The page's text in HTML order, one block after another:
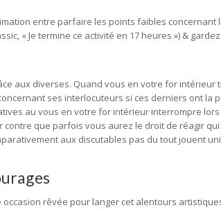
entre parfaire les points faibles
« Je termine ce activité en 17 heures ») &
aux diverses. Quand vous en votre for
ses interlocuteurs si ces derniers ont la
au vous en votre for intérieur interrompre
contre que parfois vous aurez le droit de réagir
aux discutables pas du tout jouent
rêvée pour langer cet alentours